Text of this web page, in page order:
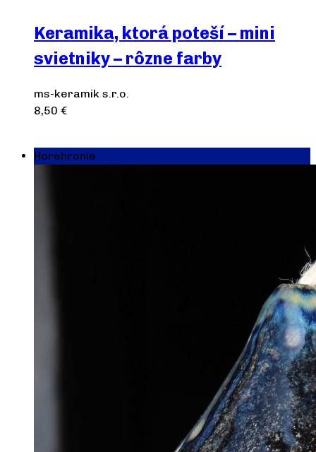
Keramika, ktorá poteší – mini
svietniky – rôzne farby
ms-keramik s.r.o.
8,50 €
Horehronie